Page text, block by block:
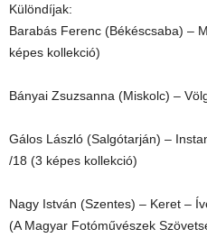
Különdíjak:
Barabás Ferenc (Békéscsaba) –
képes kollekció)
Bányai Zsuzsanna (Miskolc) –
Gálos László (Salgótarján) –
/18 (3 képes kollekció)
Nagy István (Szentes) – Keret –
(A Magyar Fotóművészek